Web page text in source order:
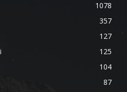
1078
357
127
125
104
87